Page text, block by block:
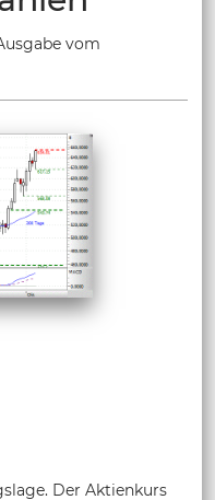
vom
Der Aktienkurs